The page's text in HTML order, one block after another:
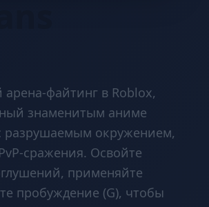
файтинг в Roblox,
знаменитым аниме
разрушаемым окружением,
сражения. Освойте
применяйте
пробуждение (G), чтобы